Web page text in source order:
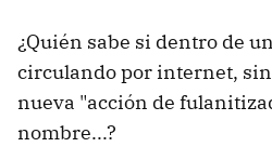
¿Quién sabe si dentro de
circulando por internet,
nueva "acción de
nombre...?